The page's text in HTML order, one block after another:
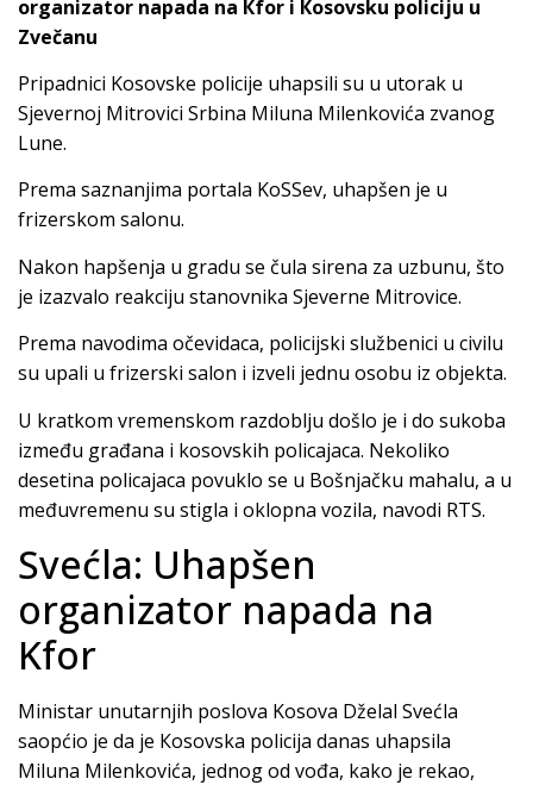
organizator napada na Кfor i Кosovsku policiju u
Zvečanu
Pripadnici Kosovske policije uhapsili su u utorak u
Sjevernoj Mitrovici Srbina Miluna Milenkovića zvanog
Lune.
Prema saznanjima portala KoSSev, uhapšen je u
frizerskom salonu.
Nakon hapšenja u gradu se čula sirena za uzbunu, što
je izazvalo reakciju stanovnika Sjeverne Mitrovice.
Prema navodima očevidaca, policijski službenici u civilu
su upali u frizerski salon i izveli jednu osobu iz objekta.
U kratkom vremenskom razdoblju došlo je i do sukoba
između građana i kosovskih policajaca. Nekoliko
desetina policajaca povuklo se u Bošnjačku mahalu, a u
međuvremenu su stigla i oklopna vozila, navodi RTS.
Svećla: Uhapšen
organizator napada na
Kfor
Ministar unutarnjih poslova Kosova Dželal Svećla
saopćio je da je Кosovska policija danas uhapsila
Miluna Milenkovića, jednog od vođa, kako je rekao,